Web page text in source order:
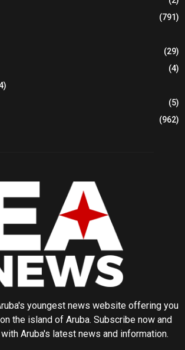
(791)
(29)
(4)
(5)
(962)
youngest news website offering you
the island of Aruba. Subscribe now and
Aruba's latest news and information.